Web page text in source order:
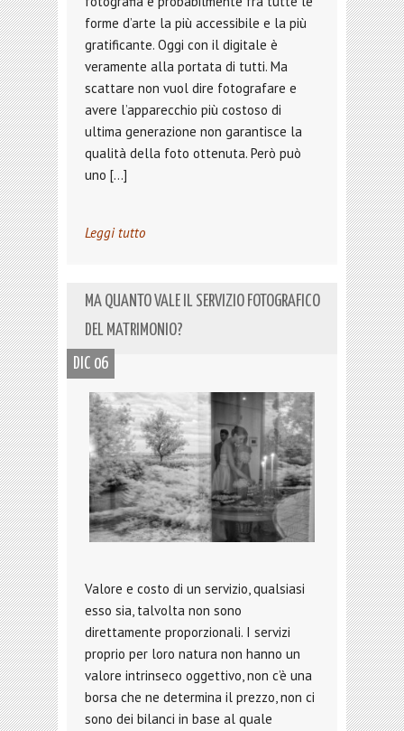
forme d’arte la più accessibile e la più
gratificante. Oggi con il digitale è
veramente alla portata di tutti. Ma
scattare non vuol dire fotografare e
avere l’apparecchio più costoso di
ultima generazione non garantisce la
qualità della foto ottenuta. Però può
uno […]
Leggi tutto
MA QUANTO VALE IL SERVIZIO FOTOGRAFICO
DEL MATRIMONIO?
DIC 06
Valore e costo di un servizio, qualsiasi
esso sia, talvolta non sono
direttamente proporzionali. I servizi
proprio per loro natura non hanno un
valore intrinseco oggettivo, non c’è una
borsa che ne determina il prezzo, non ci
sono dei bilanci in base al quale